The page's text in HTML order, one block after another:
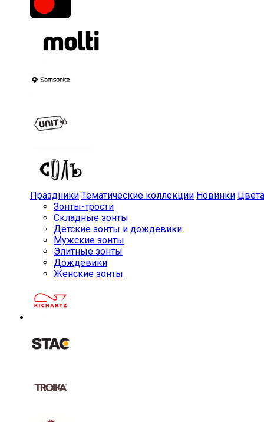
Праздники Тематические коллекции Новинки Цвета
Зонты-трости
Складные зонты
Детские зонты и дождевики
Мужские зонты
Элитные зонты
Дождевики
Женские зонты